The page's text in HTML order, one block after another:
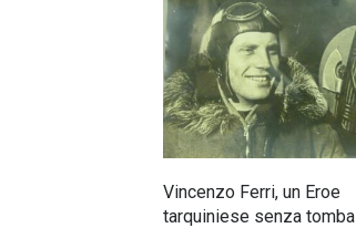
Vincenzo Ferri, un Eroe
tarquiniese senza tomba